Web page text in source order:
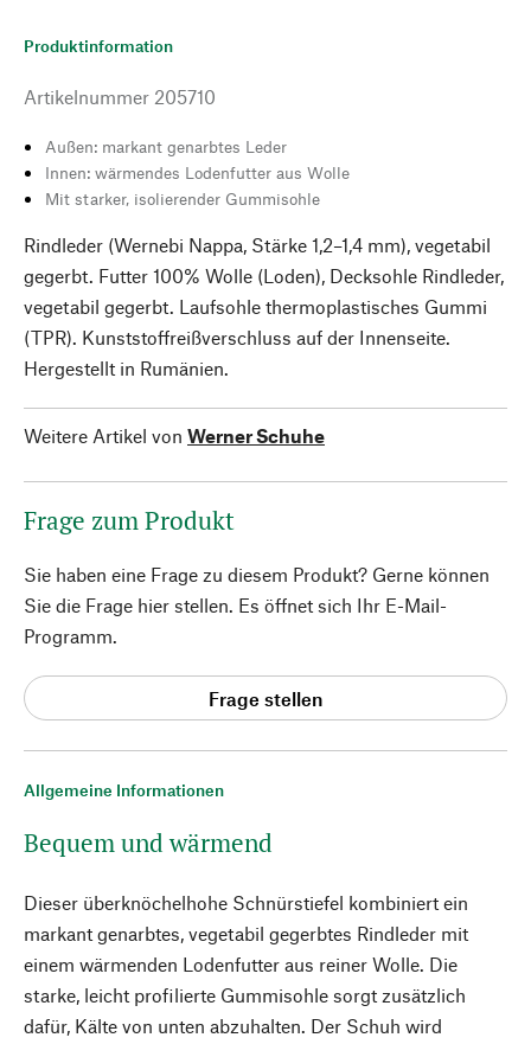
Allgemeine Informationen
Bequem und wärmend
Dieser überknöchelhohe Schnürstiefel kombiniert ein
markant genarbtes, vegetabil gegerbtes Rindleder mit
einem wärmenden Lodenfutter aus reiner Wolle. Die
starke, leicht profilierte Gummisohle sorgt zusätzlich
dafür, Kälte von unten abzuhalten. Der Schuh wird
Produktinformation
Artikelnummer 205710
Außen: markant genarbtes Leder
Innen: wärmendes Lodenfutter aus Wolle
Mit starker, isolierender Gummisohle
Rindleder (Wernebi Nappa, Stärke 1,2–1,4 mm), vegetabil
gegerbt. Futter 100% Wolle (Loden), Decksohle Rindleder,
vegetabil gegerbt. Laufsohle thermoplastisches Gummi
(TPR). Kunststoffreißverschluss auf der Innenseite.
Hergestellt in Rumänien.
Weitere Artikel von Werner Schuhe
Frage zum Produkt
Sie haben eine Frage zu diesem Produkt? Gerne können
Sie die Frage hier stellen. Es öffnet sich Ihr E-Mail-
Programm.
Frage stellen